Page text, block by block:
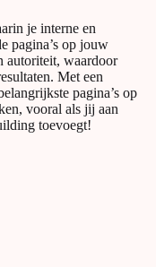
je interne en
pagina’s op jouw
autoriteit, waardoor
Met een
pagina’s op
vooral als jij aan
toevoegt!
als met